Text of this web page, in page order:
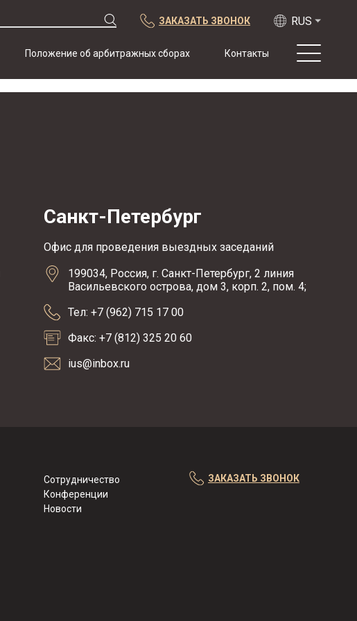
ЗАКАЗАТЬ ЗВОНОК
Положение об арбитражных сборах Контакты
О нас
Образцы
договоров с
арбитражной
Санкт-Петербург
Офис для проведения выездных заседаний
199034, Россия, г. Санкт-Петербург, 2 линия
Васильевского острова, дом 3, корп. 2, пом. 4;
Тел: +7 (962) 715 17 00
Факс: +7 (812) 325 20 60
ius@inbox.ru
Сотрудничество
Конференции
Новости
ЗАКАЗАТЬ ЗВОНОК